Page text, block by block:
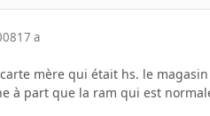
17 a
mère qui était hs. le
à part que la ram qui est